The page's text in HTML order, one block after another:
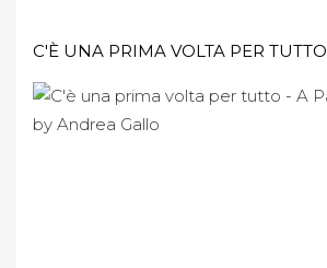
C'È UNA PRIMA VOLTA PER TUTTO